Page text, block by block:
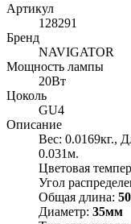
Артикул
128291
Бренд
NAVIGATOR
Мощность лампы
20Вт
Цоколь
GU4
Описание
Вес: 0.0169кг.,
0.031м.
Цветовая
Угол
Общая длина:
Диаметр: 35мм